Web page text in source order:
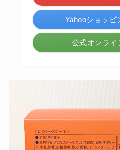
Yahooショッピ
公式オンライ